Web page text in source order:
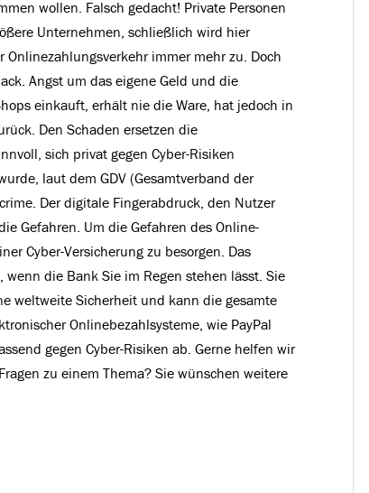
wollen. Falsch gedacht! Private Personen
Unternehmen, schließlich wird hier
immer mehr zu. Doch
Angst um das eigene Geld und die
einkauft, erhält nie die Ware, hat jedoch in
Den Schaden ersetzen die
sich privat gegen Cyber-Risiken
laut dem GDV (Gesamtverband der
Der digitale Fingerabdruck, den Nutzer
Gefahren. Um die Gefahren des Online-
Cyber-Versicherung zu besorgen. Das
die Bank Sie im Regen stehen lässt. Sie
weltweite Sicherheit und kann die gesamte
Onlinebezahlsysteme, wie PayPal
gegen Cyber-Risiken ab. Gerne helfen wir
zu einem Thema? Sie wünschen weitere